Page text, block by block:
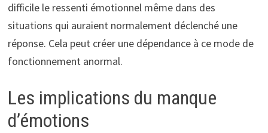
difficile le ressenti émotionnel même dans des
situations qui auraient normalement déclenché une
réponse. Cela peut créer une dépendance à ce mode de
fonctionnement anormal.
Les implications du manque
d’émotions